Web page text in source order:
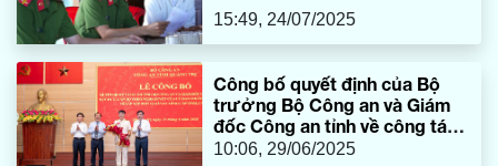
15:49, 24/07/2025
Công bố quyết định của Bộ
trưởng Bộ Công an và Giám
đốc Công an tỉnh về công tác
cán bộ
10:06, 29/06/2025